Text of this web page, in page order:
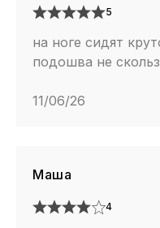
5
на ноге сидят
подошва не
11/06/26
Маша
4